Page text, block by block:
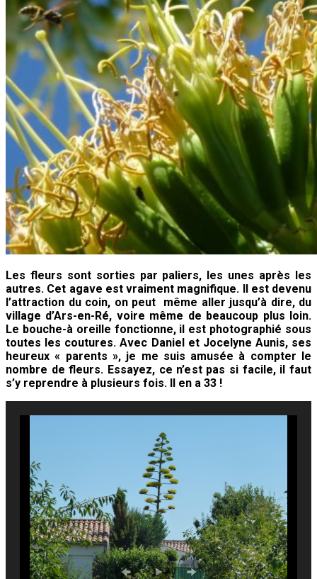
Les fleurs sont sorties par paliers, les unes après les
autres. Cet agave est vraiment magnifique. Il est devenu
l’attraction du coin, on peut même aller jusqu’à dire, du
village d’Ars-en-Ré, voire même de beaucoup plus loin.
Le bouche-à oreille fonctionne, il est photographié sous
toutes les coutures. Avec Daniel et Jocelyne Aunis, ses
heureux « parents », je me suis amusée à compter le
nombre de fleurs. Essayez, ce n’est pas si facile, il faut
s’y reprendre à plusieurs fois. Il en a 33 !